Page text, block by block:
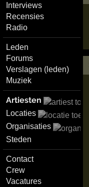
Interviews
Recensies
Radio
Leden
Forums
Verslagen (leden)
Muziek
Artiesten
Locaties
Organisaties
Steden
Contact
Crew
Vacatures